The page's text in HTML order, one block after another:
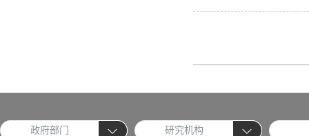
政府部门 研究机构